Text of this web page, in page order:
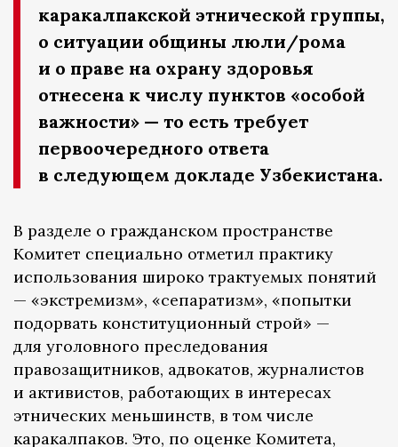
каракалпакской этнической группы,
о ситуации общины люли/рома
и о праве на охрану здоровья
отнесена к числу пунктов «особой
важности» — то есть требует
первоочередного ответа
в следующем докладе Узбекистана.
В разделе о гражданском пространстве
Комитет специально отметил практику
использования широко трактуемых понятий
— «экстремизм», «сепаратизм», «попытки
подорвать конституционный строй» —
для уголовного преследования
правозащитников, адвокатов, журналистов
и активистов, работающих в интересах
этнических меньшинств, в том числе
каракалпаков. Это, по оценке Комитета,